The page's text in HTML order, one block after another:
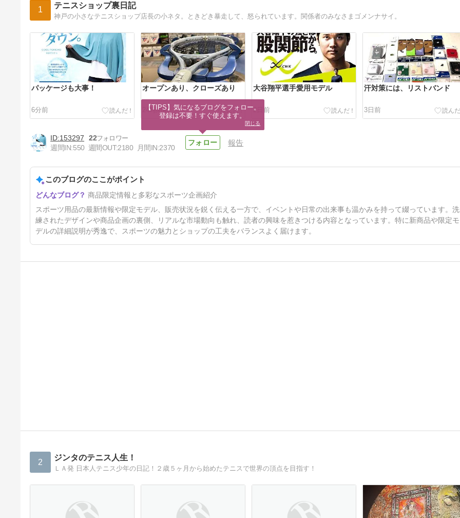
1 テニスショップ裏日記
神戸の小さなテニスショップ店長の小ネタ。ときどき暴走して、怒られています。関係者のみなさまゴメンナサイ。
パッケージも大事！
6分前
オープンあり、クローズあり
24時間前
大谷翔平選手愛用モデル
2日前
汗対策には、リストバンド
3日前
難しいから現状維持？
4日前
153297
22
週間IN:550 週間OUT:2180 月間IN:2370
報告
このブログのここがポイント
商品限定情報と多彩なスポーツ企画紹介
スポーツ用品の最新情報や限定モデル、販売状況を鋭く伝える一方で、イベントや日常の出来事も温かみを持って綴っています。洗
練されたデザインや商品企画の裏側、リアルな市場動向も触れ、読者の興味を惹きつける内容となっています。特に新商品や限定モ
デルの詳細説明が秀逸で、スポーツの魅力とショップの工夫をバランスよく届けます。
2 ジンタのテニス人生！
ＬＡ発 日本人テニス少年の日記！２歳５ヶ月から始めたテニスで世界の頂点を目指す！
【TIPS】気になるブログをフォロー。
登録は不要！すぐ使えます。
閉じる